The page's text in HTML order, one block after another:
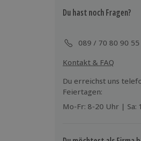
Gutschein gültig
Gruppengröße
Die Getränke sind
Du hast noch Fragen?
089 / 70 80 90 55
Kontakt & FAQ
Du erreichst uns
Feiertagen:
Mo-Fr: 8-20 Uhr | Sa: